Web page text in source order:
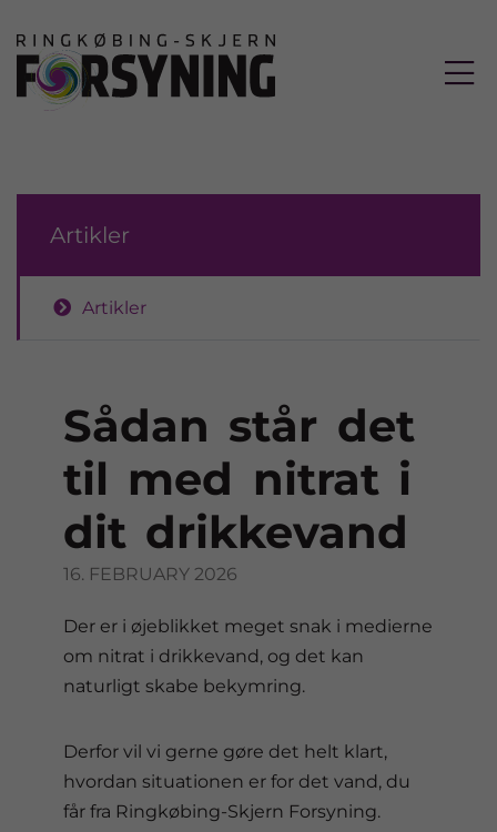

Artikler
Artikler
Sådan står det
til med nitrat i
dit drikkevand
16. FEBRUARY 2026
Der er i øjeblikket meget snak i medierne
om nitrat i drikkevand, og det kan
naturligt skabe bekymring.
Derfor vil vi gerne gøre det helt klart,
hvordan situationen er for det vand, du
får fra Ringkøbing-Skjern Forsyning.